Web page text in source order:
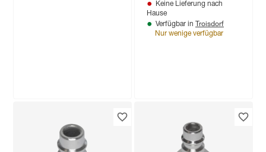
Gas-Heizofen 'Blue
Flame Pure
Keine Lieferung nach
Hause
Verfügbar in Troisdorf
Nur wenige verfügbar